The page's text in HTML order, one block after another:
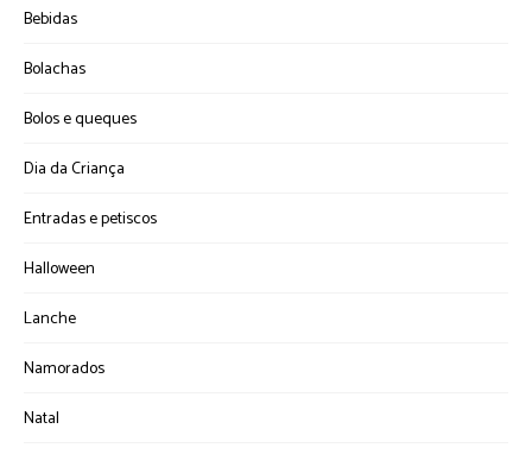
Bebidas
Bolachas
Bolos e queques
Dia da Criança
Entradas e petiscos
Halloween
Lanche
Namorados
Natal